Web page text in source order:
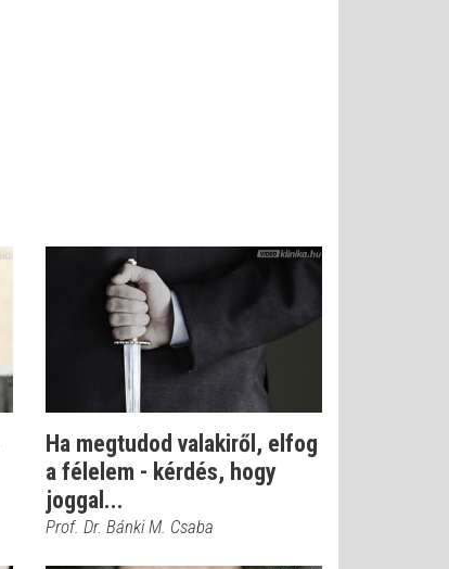
Ha megtudod valakiről, elfog
a félelem - kérdés, hogy
joggal...
Prof. Dr. Bánki M. Csaba